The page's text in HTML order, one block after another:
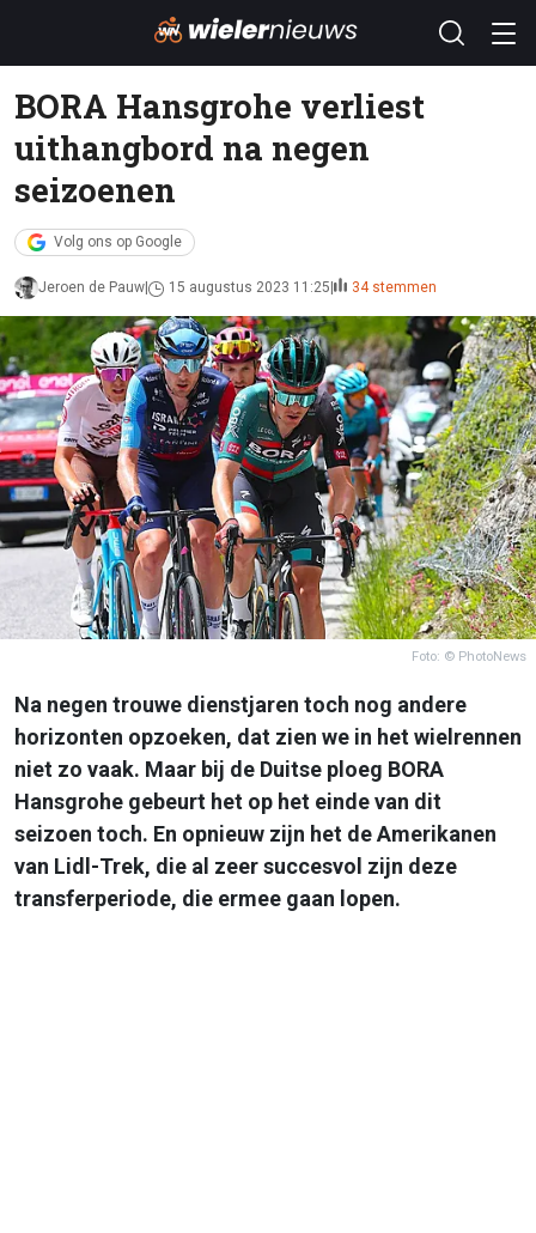
BORA Hansgrohe verliest
uithangbord na negen
seizoenen
Volg ons op Google
Jeroen de Pauw 15 augustus 2023 11:25 34 stemmen
Foto: © PhotoNews
Na negen trouwe dienstjaren toch nog andere
horizonten opzoeken, dat zien we in het wielrennen
niet zo vaak. Maar bij de Duitse ploeg BORA
Hansgrohe gebeurt het op het einde van dit
seizoen toch. En opnieuw zijn het de Amerikanen
van Lidl-Trek, die al zeer succesvol zijn deze
transferperiode, die ermee gaan lopen.